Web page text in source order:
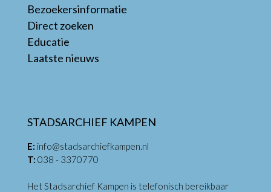
Bezoekersinformatie
Direct zoeken
Educatie
Laatste nieuws
STADSARCHIEF KAMPEN
E: info@stadsarchiefkampen.nl
T: 038 - 3370770
Het Stadsarchief Kampen is telefonisch bereikbaar